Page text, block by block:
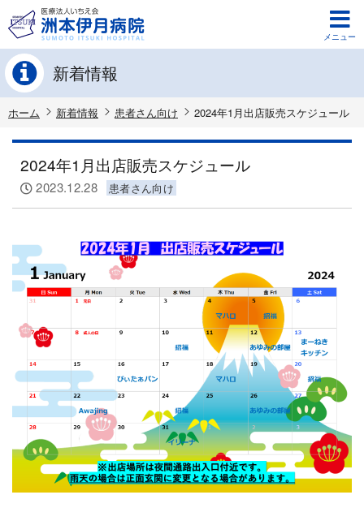
メニュー
新着情報
ホーム 新着情報 患者さん向け 2024年1月出店販売スケジュール
2024年1月出店販売スケジュール
2023.12.28 患者さん向け